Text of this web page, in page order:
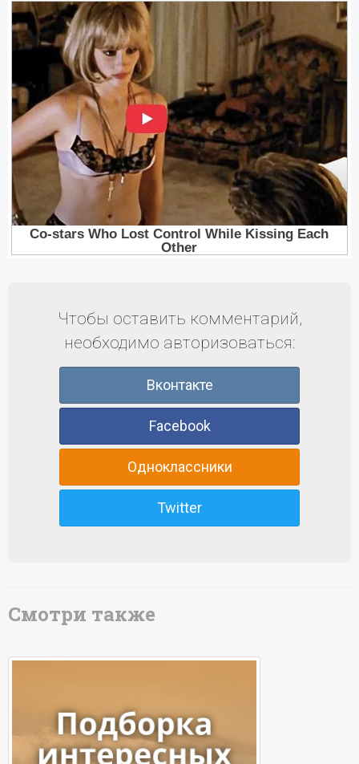
Чтобы оставить комментарий,
необходимо авторизоваться:
Вконтакте
Facebook
Одноклассники
Twitter
Смотри также